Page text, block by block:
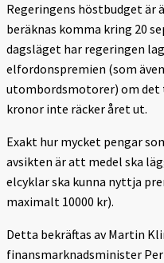
Regeringens höstbudget är
beräknas komma kring 20
dagsläget har regeringen
elfordonspremien (som
utombordsmotorer) om det
kronor inte räcker året ut.
Exakt hur mycket pengar
avsikten är att medel ska
elcyklar ska kunna nyttja
maximalt 10000 kr).
Detta bekräftas av Martin
finansmarknadsminister